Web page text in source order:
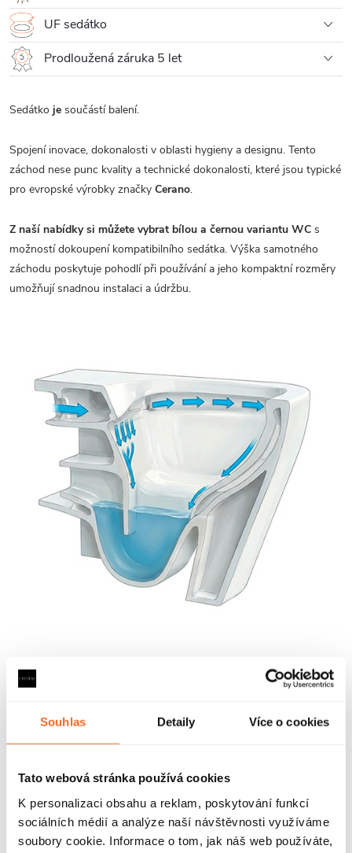
Souhlas Detaily Více o cookies
Tato webová stránka používá cookies
K personalizaci obsahu a reklam, poskytování funkcí
sociálních médií a analýze naší návštěvnosti využíváme
soubory cookie. Informace o tom, jak náš web používáte,
UF sedátko
Prodloužená záruka 5 let
Sedátko je součástí balení.
Spojení inovace, dokonalosti v oblasti hygieny a designu. Tento
záchod nese punc kvality a technické dokonalosti, které jsou typické
pro evropské výrobky značky Cerano.
Z naší nabídky si můžete vybrat bílou a černou variantu WC s
možností dokoupení kompatibilního sedátka. Výška samotného
záchodu poskytuje pohodlí při používání a jeho kompaktní rozměry
umožňují snadnou instalaci a údržbu.
Tento inovativní bezokrajový (Rimless) systém
splachování představuje konstrukční řešení keramické
WC mísy, které zcela eliminuje tradiční splachovací okraj.
i hygienické vlastnosti toalety.
Díky chybějícímu okraji proudí voda rovnoměrně po celém
vnitřním povrchu mísy a zanechává jej dokonale čistý – bez